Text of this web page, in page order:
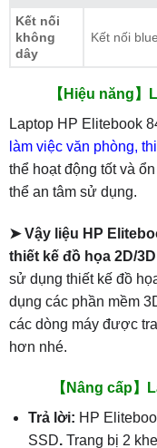
Kết nối
không
dây
Kết nối
【Hiệu năng
Laptop HP Elitebook
làm việc văn phòng,
thể hoạt động tốt và
thể an tâm sử dụng.
➤Vậy liệu HP
thiết kế đồ họa 2D/
sử dụng thiết kế đồ
dụng các phần mềm
các dòng máy được
hơn nhé.
【Nâng cấp】
Trả lời: HP
SSD. Trang bị 2